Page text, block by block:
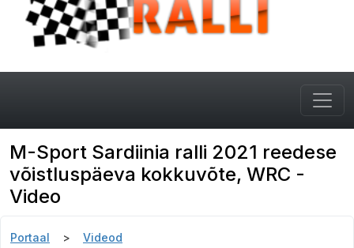
M-Sport Sardiinia ralli 2021 reedese
võistluspäeva kokkuvõte, WRC -
Video
Portaal Videod